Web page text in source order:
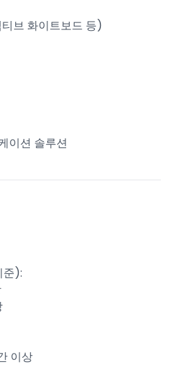
브 화이트보드 등)
이션 솔루션
준):
이상